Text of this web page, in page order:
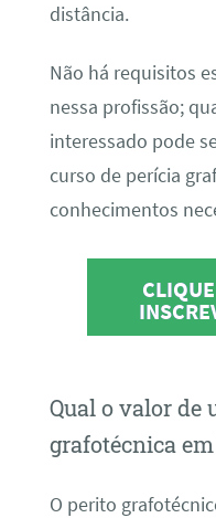
distância.
Não há requisitos
nessa profissão;
interessado pode
curso de perícia
conhecimentos
Qual o valor de
grafotécnica
O perito